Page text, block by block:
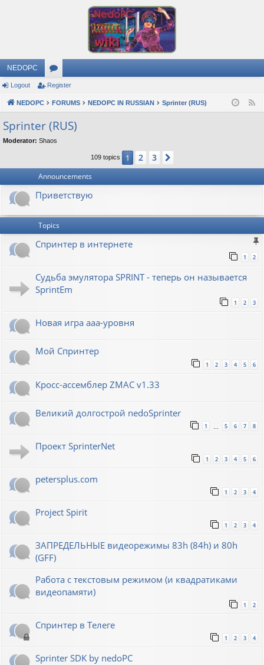
NEDOPC
or
u
m
s
Logout Register
NEDOPC FORUMS NEDOPC IN RUSSIAN Sprinter (RUS)
Sprinter (RUS)
Moderator: Shaos
109 topics 1 2 3
Announcements
Приветствую
Topics
Спринтер в интернете
1 2
Судьба эмулятора SPRINT - теперь он называется
SprintEm
1 2 3
Новая игра ааа-уровня
Мой Спринтер
1 2 3 4 5 6
Кросс-ассемблер ZMAC v1.33
Великий долгострой nedoSprinter
1 5 6 7 8
Проект SprinterNet
1 2 3 4 5 6
petersplus.com
1 2 3 4
Project Spirit
1 2 3 4
ЗАПРЕДЕЛЬНЫЕ видеорежимы 83h (84h) и 80h
(GFF)
Работа с текстовым режимом (и квадратиками
видеопамяти)
1 2
Спринтер в Телеге
1 2 3 4
Sprinter SDK by nedoPC